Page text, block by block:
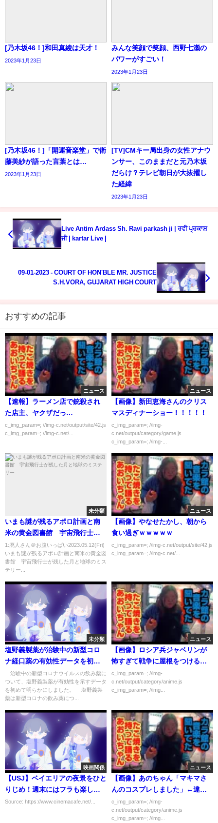
[乃木坂46！]和田真綾は天才！
2023年1月23日
みんな笑顔で笑顔、西野七瀬の
パワーがすごい！
2023年1月23日
[乃木坂46！]「開運音楽堂」で衛
藤美紗が語った言葉とは…
2023年1月23日
[TV]CMキー局出身の女性アナウ
ンサー、このままだと元乃木坂
だらけ？テレビ朝日が大抜擢し
た経緯
2023年1月23日
Live Antim Ardass Sh. Ravi parkash ji | ਰਵੀ ਪ੍ਰਕਾਸ਼
ਜੀ | kartar Live |
09-01-2023 - COURT OF HON'BLE MR. JUSTICE
S.H.VORA, GUJARAT HIGH COURT
おすすめの記事
ニュース
【速報】ラーメン店で銃殺され
た店主、ヤクザだっ
た！！！！！
c_img_param=; //img-c.net/output/site/42.js
c_img_param=; //img-c.net/...
ニュース
【画像】新田恵海さんのクリス
マスディナーショー！！！！！
c_img_param=; //img-
c.net/output/category/game.js
c_img_param=; //img-...
未分類
いまも謎が残るアポロ計画と南
米の黄金図書館 宇宙飛行士が
残した月と地球のミステリー
1:廃人さん＠お腹いっぱい2023.05.12(Fri)
いまも謎が残るアポロ計画と南米の黄金図
書館 宇宙飛行士が残した月と地球のミス
テリー...
ニュース
【画像】やなせたかし、朝から
食い過ぎｗｗｗｗｗ
c_img_param=; //img-c.net/output/site/42.js
c_img_param=; //img-c.net/...
未分類
塩野義製薬が治験中の新型コロ
ナ経口薬の有効性データを初公
表(2022年1月31日)
治験中の新型コロナウイルスの飲み薬に
ついて、塩野義製薬が有効性を示すデータ
を初めて明らかにしました。 塩野義製
薬は新型コロナの飲み薬につ...
ニュース
【画像】ロシア兵ジャベリンが
怖すぎて戦争に屋根をつけるｗ
ｗｗｗｗ
c_img_param=; //img-
c.net/output/category/anime.js
c_img_param=; //img...
映画関係
【USJ】ベイエリアの夜景をひと
りじめ！週末にはフラも楽しめ
るリーベルホテルのハワイアン
Source: https://www.cinemacafe.net/...
ニュース
【画像】あのちゃん「マキマさ
んのコスプレしました」←違う
だろ
c_img_param=; //img-
c.net/output/category/anime.js
c_img_param=; //img...